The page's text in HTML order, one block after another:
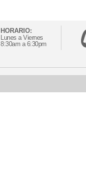
HORARIO:
Lunes a Viernes
8:30am a 6:30pm